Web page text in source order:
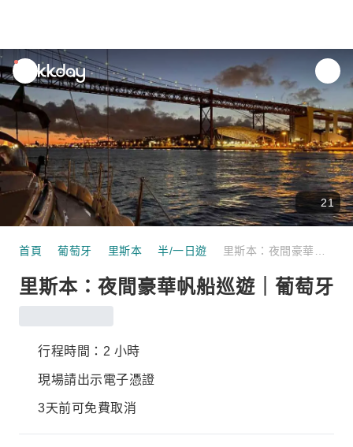
unread
notifications
21
首頁 葡萄牙 里斯本 半/一日遊
里斯本：夜間豪華帆船巡遊｜葡萄牙
行程時間：2 小時
現場請出示電子憑證
3天前可免費取消